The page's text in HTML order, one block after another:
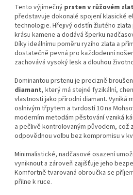
Tento výjimečný prsten v růžovém
představuje dokonalé spojení klasické
technologie. Hřejivý odstín žlutého
krásu kamene a dodává šperku
Díky ideálnímu poměru ryzího zlata a
dostatečně pevná pro každodenní
zachovává vysoký lesk a dlouhou
Dominantou prstenu je precizně
diamant, který má stejné fyzikální,
vlastnosti jako přírodní diamant. Vyniká
oslnivým třpytem a tvrdostí 10 na
moderním metodám pěstování vzniká
a pečlivě kontrolovaným původem, což
odpovědnou volbu bez kompromisu v
Minimalistické, nadčasové osazení
vyniknout a zároveň zajišťuje jeho
Komfortně tvarovaná obroučka se
přilne k ruce.